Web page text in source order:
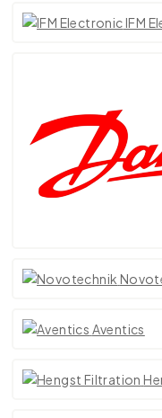
IFM
Aventics